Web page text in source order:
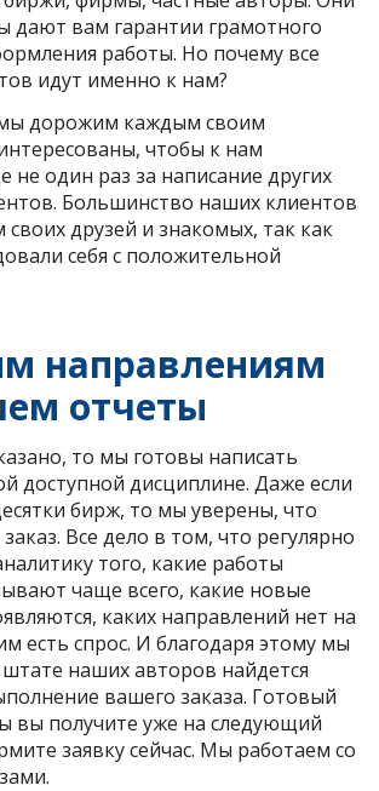
дают вам гарантии грамотного
работы. Но почему все
идут именно к нам?
дорожим каждым своим
чтобы к нам
не один раз за написание других
Большинство наших клиентов
друзей и знакомых, так как
себя с положительной
направлениям
отчеты
то мы готовы написать
доступной дисциплине. Даже если
бирж, то мы уверены, что
Все дело в том, что регулярно
того, какие работы
чаще всего, какие новые
каких направлений нет на
есть спрос. И благодаря этому мы
наших авторов найдется
вашего заказа. Готовый
вы получите уже на следующий
заявку сейчас. Мы работаем со